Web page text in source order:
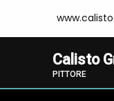
Calisto
PITTORE